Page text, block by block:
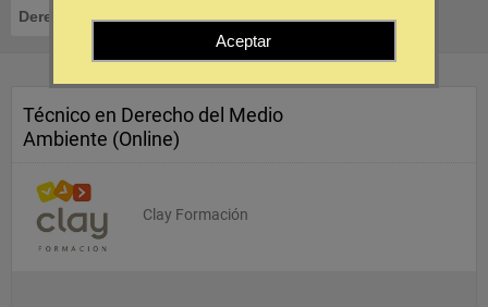
Derecho Medioambiental
Técnico en Derecho del Medio
Ambiente (Online)
Clay Formación
Aceptar